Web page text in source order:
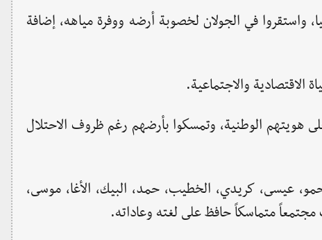
أواسط آسيا، واستقروا في الجولان لخصوبة أرضه ووفرة مياهه، إضافة
والاجتماعية.
هويتهم الوطنية، وتمسكوا بأرضهم رغم ظروف الاحتلال
حمو، عيسى، كريدي، الخطيب، حمد، البيك، الأغا، موسى،
متماسكاً حافظ على لغته وعاداته.